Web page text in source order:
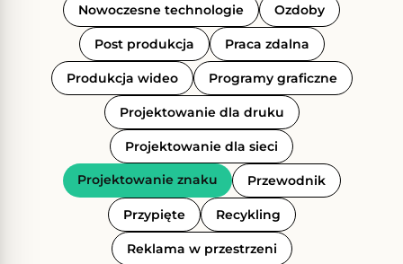
Nowoczesne technologie Ozdoby
Post produkcja Praca zdalna
Produkcja wideo Programy graficzne
Projektowanie dla druku
Projektowanie dla sieci
Projektowanie znaku Przewodnik
Przypięte Recykling
Reklama w przestrzeni